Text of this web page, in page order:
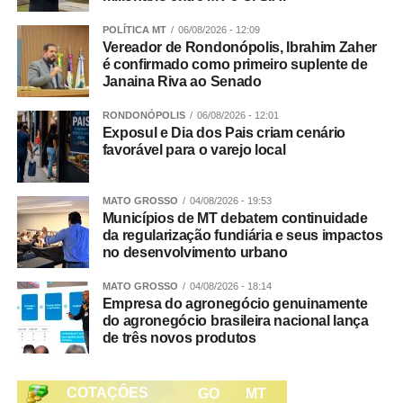
cartel entre as empresas participantes.
Proteção da floresta e competitividade do setor
O artigo destaca que a redução do desmatamento está
relacionada à competitividade de longo prazo do setor
agrícola. A perda de floresta pode afetar serviços
ecossistêmicos importantes para a agricultura, como a
disponibilidade de chuvas e a regulação do clima
regional. Além disso, cadeias produtivas sem
mecanismos de controle de desmatamento podem
enfrentar desafios diante de mercados que ampliam
exigências ambientais e de rastreabilidade.
Veja Mais:
Conab prevê recorde na produção de
grãos na safra 24/25. Soja deve atingir 166,21
milhões de toneladas
Segundo Tiago Reis, especialista em Conservação do
POLÍTICA MT 06/08/2026 - 12:09
Vereador de Rondonópolis, Ibrahim Zaher
é confirmado como primeiro suplente de
Janaina Riva ao Senado
RONDONÓPOLIS 06/08/2026 - 12:01
Exposul e Dia dos Pais criam cenário
favorável para o varejo local
MATO GROSSO 04/08/2026 - 19:53
Municípios de MT debatem continuidade
da regularização fundiária e seus impactos
no desenvolvimento urbano
MATO GROSSO 04/08/2026 - 18:14
Empresa do agronegócio genuinamente
do agronegócio brasileira nacional lança
de três novos produtos